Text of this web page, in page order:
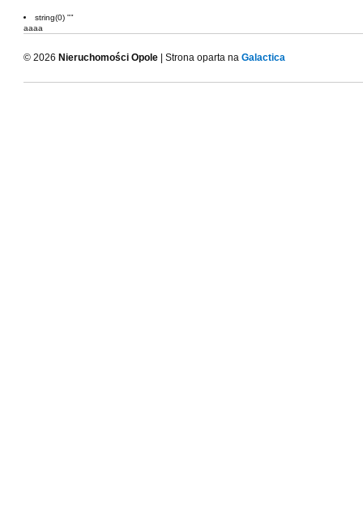
string(0) ""
aaaa
© 2026 Nieruchomości Opole | Strona oparta na Galactica